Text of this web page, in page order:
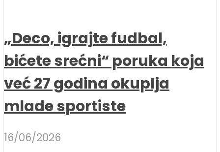
„Deco, igrajte fudbal,
bićete srećni“ poruka koja
već 27 godina okuplja
mlade sportiste
16/06/2026